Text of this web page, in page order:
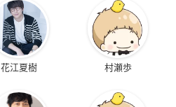
花江夏樹 村瀬歩